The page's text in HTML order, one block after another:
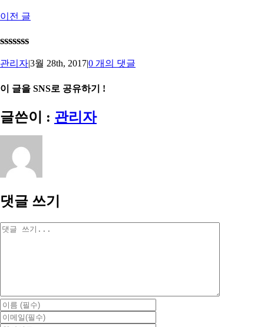
to
이전 글
sssssss
관리자|3월 28th, 2017|0 개의 댓글
이 글을 SNS로 공유하기 !
Facebook
X
Reddit
LinkedIn
Tumblr
Pinterest
Vk
이
메
일
글쓴이 : 관리자
댓글 쓰기
댓